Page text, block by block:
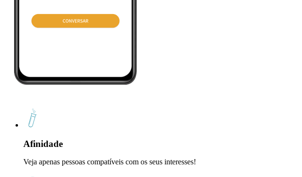
Afinidade
Veja apenas pessoas compatíveis com os seus interesses!